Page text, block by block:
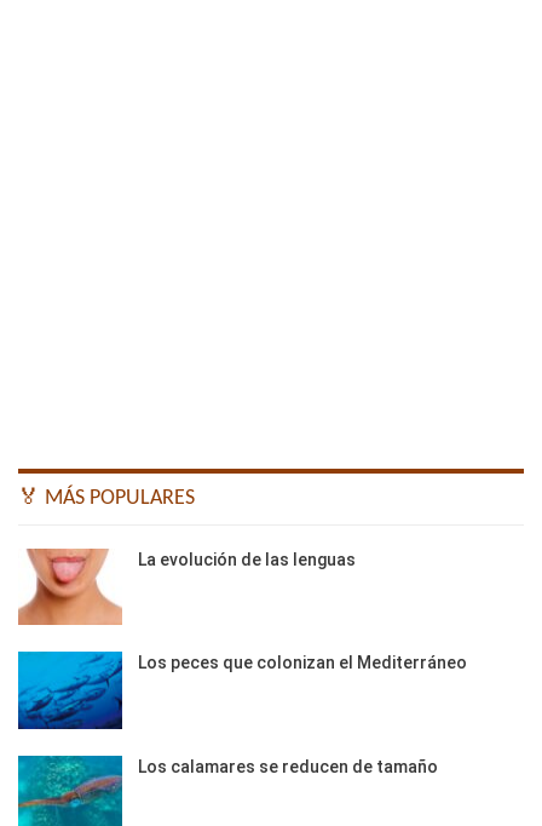
🏅 MÁS POPULARES
La evolución de las lenguas
Los peces que colonizan el Mediterráneo
Los calamares se reducen de tamaño